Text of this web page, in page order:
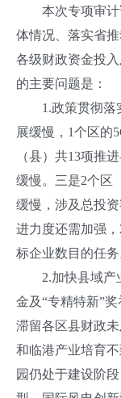
本次专项审计
体情况、落实省
各级财政资金投
的主要问题是：
1.政策贯彻落实
展缓慢，1个区的
（县）共13项推
缓慢。三是2个区
缓慢，涉及总投资
进力度还需加强
标企业数目的任务
2.加快县域产业
金及“专精特新”
滞留各区县财政
和临港产业培育
园仍处于建设阶